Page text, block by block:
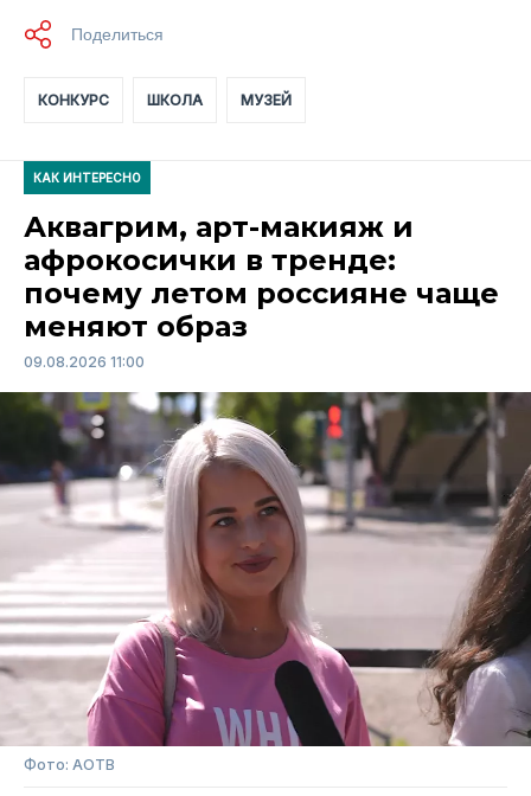
КОНКУРС ШКОЛА МУЗЕЙ
КАК ИНТЕРЕСНО
Аквагрим, арт-макияж и
афрокосички в тренде:
почему летом россияне чаще
меняют образ
09.08.2026 11:00
Фото: АОТВ